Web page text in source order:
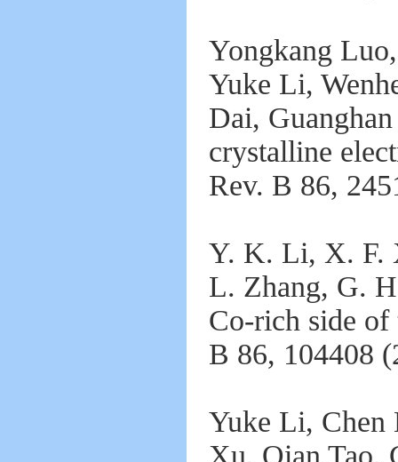
Yongkang
Yuke Li,
Dai,
crystalline
Rev. B 86,
Y. K. Li, X. F.
L. Zhang, G.
Co-rich side
B 86, 104408
Yuke Li, Chen
Xu, Qian Tao,